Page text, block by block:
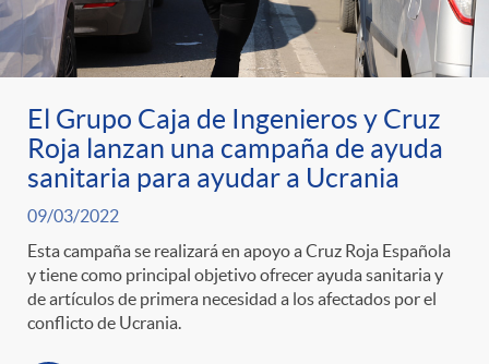
El Grupo Caja de Ingenieros y Cruz
Roja lanzan una campaña de ayuda
sanitaria para ayudar a Ucrania
09/03/2022
Esta campaña se realizará en apoyo a Cruz Roja Española
y tiene como principal objetivo ofrecer ayuda sanitaria y
de artículos de primera necesidad a los afectados por el
conflicto de Ucrania.